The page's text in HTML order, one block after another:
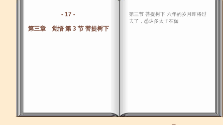
- 17 -
第三章 觉悟 第 3 节 菩提树下
第三节 菩提树下 六年的岁月即将过
去了，悉达多太子在伽